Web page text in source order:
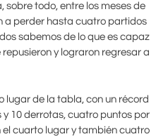
todo, entre los meses de
a perder hasta cuatro partidos
sabemos de lo que es capaz
y lograron regresar a
lugar de la tabla, con un récord
10 derrotas, cuatro puntos por
cuarto lugar y también cuatro